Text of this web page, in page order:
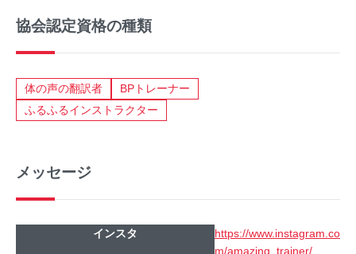
協会認定資格の種類
体の声の翻訳者
BPトレーナー
ふるふるインストラクター
メッセージ
インスタ
https://www.instagram.co
m/amazing_trainer/